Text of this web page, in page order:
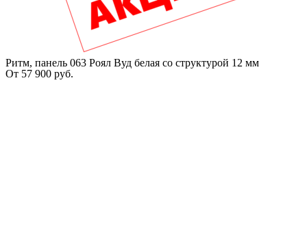
Ритм, панель 063 Роял Вуд белая со структурой 12 мм
От 57 900 руб.